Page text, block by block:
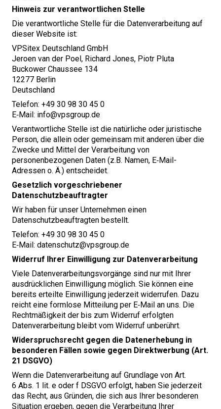
Hinweis zur verantwortlichen Stelle
Die verantwortliche Stelle für die Datenverarbeitung auf
dieser Website ist:
VPSitex Deutschland GmbH
Jeroen van der Poel, Richard Jones, Piotr Pluta
Buckower Chaussee 134
12277 Berlin
Deutschland
Telefon: +49 30 98 30 45 0
E‑Mail: info@​vpsgroup.​de
Verantwortliche Stelle ist die natürliche oder juristische
Person, die allein oder gemeinsam mit anderen über die
Zwecke und Mittel der Verarbeitung von
personenbezogenen Daten (z.B. Namen, E‑Mail-
Adressen o. Ä.) entscheidet.
Gesetzlich vorgeschriebener
Datenschutzbeauftragter
Wir haben für unser Unternehmen einen
Datenschutzbeauftragten bestellt.
Telefon: +49 30 98 30 45 0
E‑Mail: datenschutz@​vpsgroup.​de
Widerruf Ihrer Einwilligung zur Datenverarbeitung
Viele Datenverarbeitungsvorgänge sind nur mit Ihrer
ausdrücklichen Einwilligung möglich. Sie können eine
bereits erteilte Einwilligung jederzeit widerrufen. Dazu
reicht eine formlose Mitteilung per E‑Mail an uns. Die
Rechtmäßigkeit der bis zum Widerruf erfolgten
Datenverarbeitung bleibt vom Widerruf unberührt.
Widerspruchsrecht gegen die Datenerhebung in
besonderen Fällen sowie gegen Direktwerbung (Art.
21 DSGVO)
Wenn die Datenverarbeitung auf Grundlage von Art.
6 Abs. 1 lit. e oder f DSGVO erfolgt, haben Sie jederzeit
das Recht, aus Gründen, die sich aus Ihrer besonderen
Situation ergeben, gegen die Verarbeitung Ihrer